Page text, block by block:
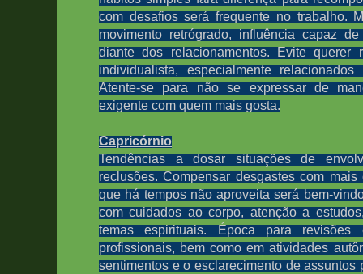
com desafios será frequente no trabalho.
movimento retrógrado, influência capaz
diante dos relacionamentos. Evite querer
individualista, especialmente
Atente-se para não se expressar de
exigente com quem mais gosta.
Capricórnio
Tendências a dosar situações de
reclusões. Compensar desgastes com
que há tempos não aproveita será bem-
com cuidados ao corpo, atenção a
temas espirituais. Época para
profissionais, bem como em atividades
sentimentos e o esclarecimento de